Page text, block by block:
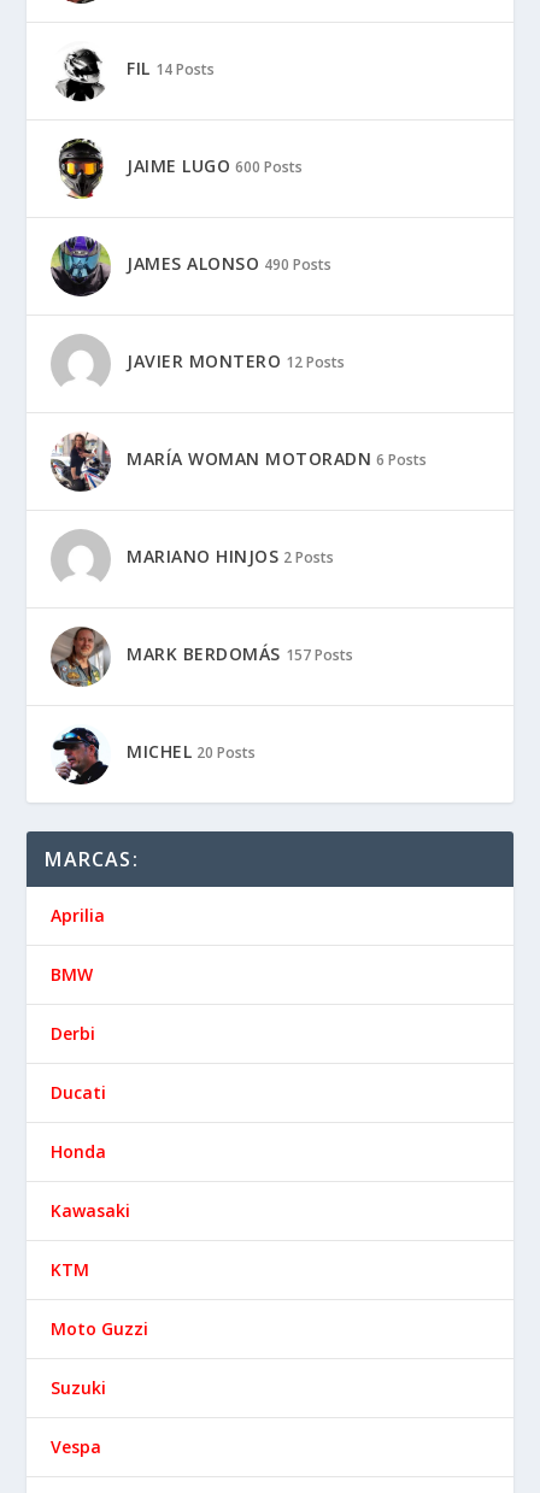
FIL 14 Posts
JAIME LUGO 600 Posts
JAMES ALONSO 490 Posts
JAVIER MONTERO 12 Posts
MARÍA WOMAN MOTORADN 6 Posts
MARIANO HINJOS 2 Posts
MARK BERDOMÁS 157 Posts
MICHEL 20 Posts
MARCAS:
Aprilia
BMW
Derbi
Ducati
Honda
Kawasaki
KTM
Moto Guzzi
Suzuki
Vespa